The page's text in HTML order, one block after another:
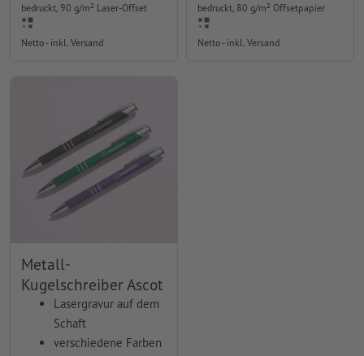
bedruckt, 90 g/m² Laser-Offset
Netto - inkl. Versand
bedruckt, 80 g/m² Offsetpapier
Netto - inkl. Versand
Metall-
Kugelschreiber Ascot
Lasergravur auf dem
Schaft
verschiedene Farben